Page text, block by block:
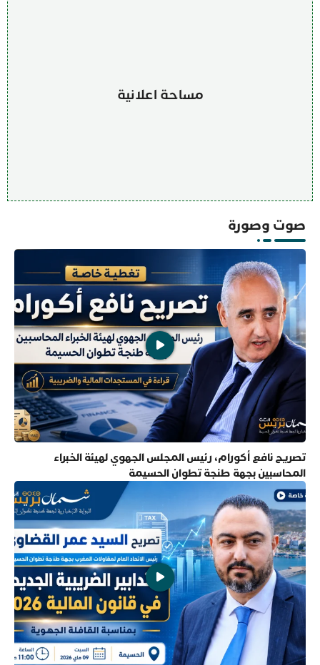
مساحة اعلانية
صوت وصورة
تصريح نافع أكورام، رئيس المجلس الجهوي لهيئة الخبراء
المحاسبين بجهة طنجة تطوان الحسيمة